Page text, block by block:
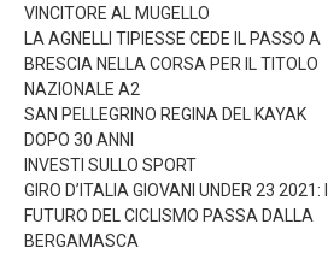
VINCITORE AL MUGELLO
LA AGNELLI TIPIESSE CEDE IL PASSO A
BRESCIA NELLA CORSA PER IL TITOLO
NAZIONALE A2
SAN PELLEGRINO REGINA DEL KAYAK
DOPO 30 ANNI
INVESTI SULLO SPORT
GIRO D’ITALIA GIOVANI UNDER 23 2021: IL
FUTURO DEL CICLISMO PASSA DALLA
BERGAMASCA